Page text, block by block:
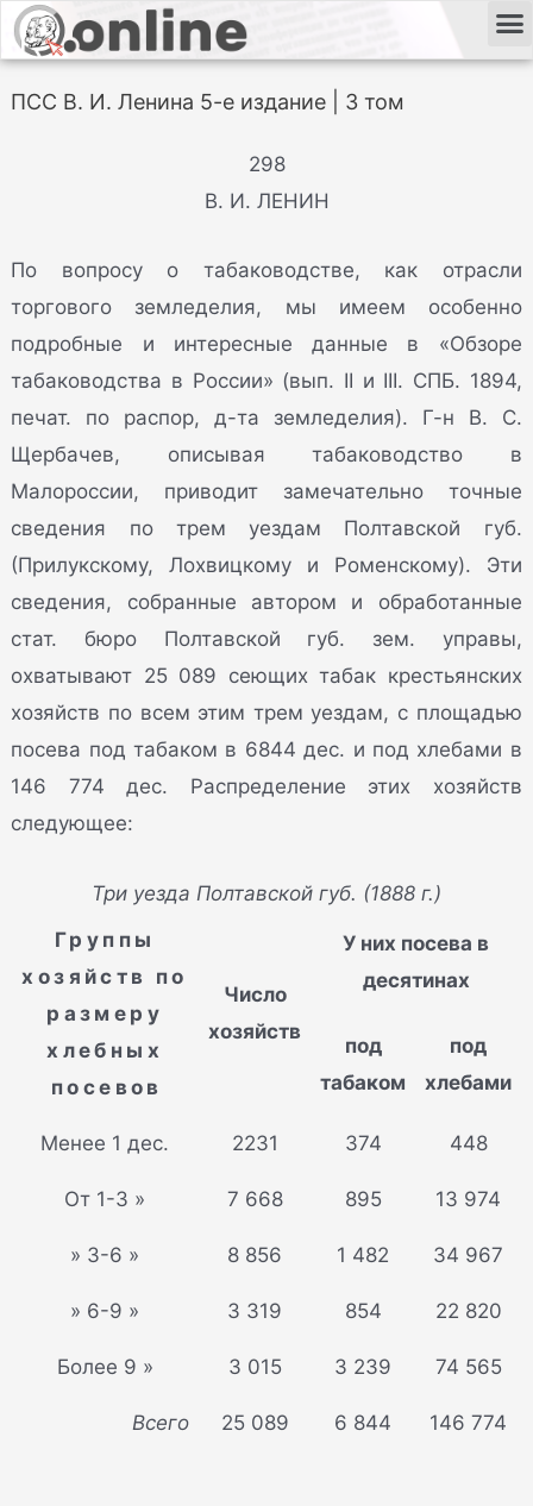
ПСС В. И. Ленина 5-е издание | 3 том
298
В. И. ЛЕНИН
По вопросу о табаководстве, как отрасли
торгового земледелия, мы имеем особенно
подробные и интересные данные в «Обзоре
табаководства в России» (вып. II и III. СПБ. 1894,
печат. по распор, д-та земледелия). Г-н В. С.
Щербачев, описывая табаководство в
Малороссии, приводит замечательно точные
сведения по трем уездам Полтавской губ.
(Прилукскому, Лохвицкому и Роменскому). Эти
сведения, собранные автором и обработанные
стат. бюро Полтавской губ. зем. управы,
охватывают 25 089 сеющих табак крестьянских
хозяйств по всем этим трем уездам, с площадью
посева под табаком в 6844 дес. и под хлебами в
146 774 дес. Распределение этих хозяйств
следующее:
Три уезда Полтавской губ. (1888 г.)
Группы
хозяйств по
размеру
хлебных
посевов
Число
хозяйств
У них посева в
десятинах
под
табаком
под
хлебами
Менее 1 дес. 2231 374 448
От 1-3 » 7 668 895 13 974
» 3-6 » 8 856 1 482 34 967
» 6-9 » 3 319 854 22 820
Более 9 » 3 015 3 239 74 565
Всего 25 089 6 844 146 774